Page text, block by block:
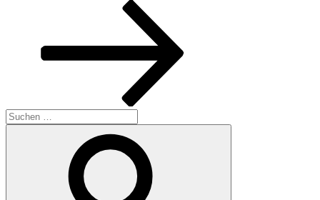
Suchen
nach: